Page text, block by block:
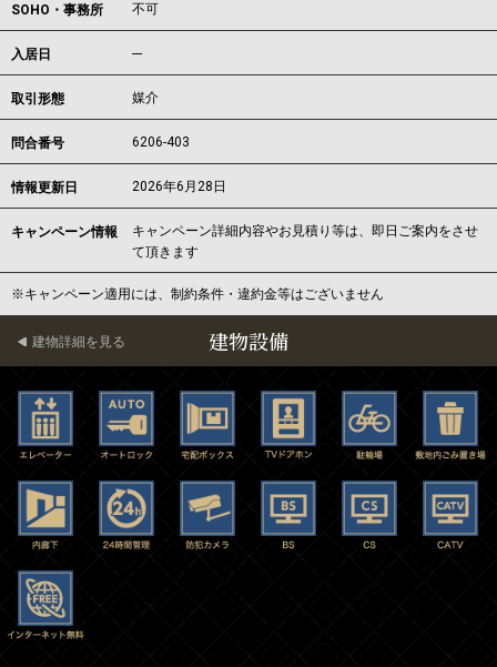
SOHO・事務所 不可
入居日 ---
取引形態 媒介
問合番号 6206-403
情報更新日 2026年6月28日
キャンペーン情報
キャンペーン詳細内容やお見積り等は、即日ご案内をさせ
て頂きます
※キャンペーン適用には、制約条件・違約金等はございません
建物設備
建物詳細を見る